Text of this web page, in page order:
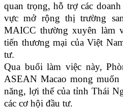
quan trọng, hỗ trợ các
vực mở rộng thị trường
MAICC thường xuyên làm
tiến thương mại của Việt
tư.
Qua buổi làm việc này,
ASEAN Macao mong
năng, lợi thế của tỉnh Thái
các cơ hội đầu tư.